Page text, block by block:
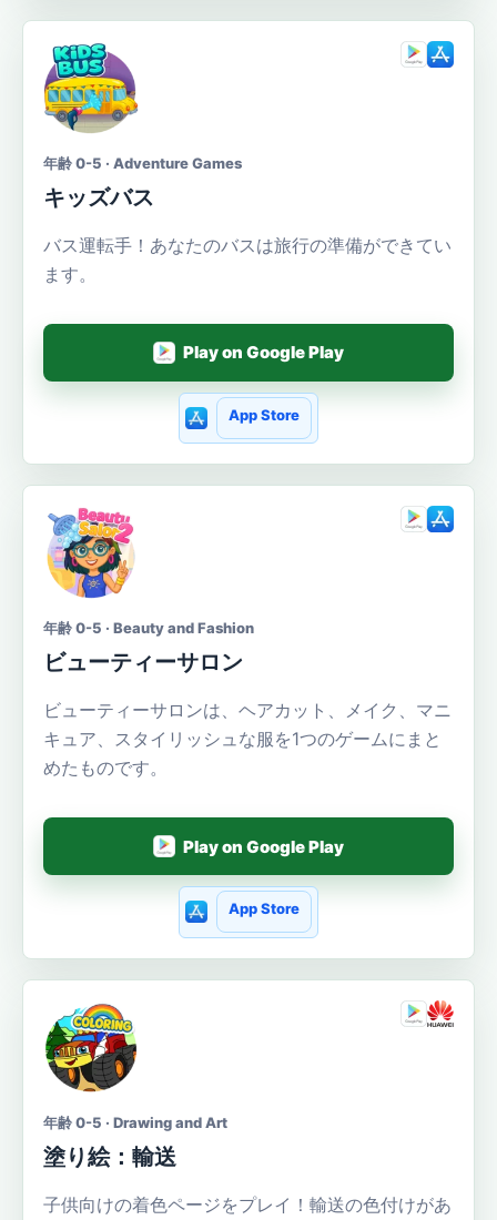
年齢 0-5 · Adventure Games
キッズバス
バス運転手！あなたのバスは旅行の準備ができてい
ます。
Play on Google Play
App Store
年齢 0-5 · Beauty and Fashion
ビューティーサロン
ビューティーサロンは、ヘアカット、メイク、マニ
キュア、スタイリッシュな服を1つのゲームにまと
めたものです。
Play on Google Play
App Store
年齢 0-5 · Drawing and Art
塗り絵：輸送
子供向けの着色ページをプレイ！輸送の色付けがあ